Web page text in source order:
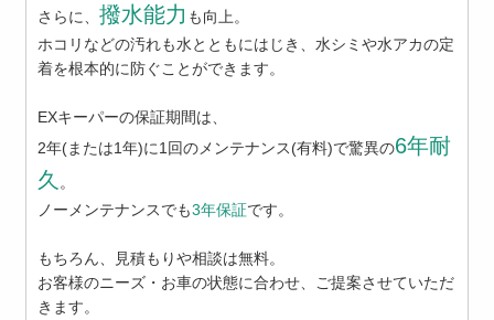
さらに、撥水能力 も向上。
ホコリなどの汚れも水とともにはじき、水シミや水アカの定
着を根本的に防ぐことができます。
EXキーパーの保証期間は、
2年(または1年)に1回のメンテナンス(有料)で驚異の6年耐
久 。
ノーメンテナンスでも3年保証です。
もちろん、見積もりや相談は無料。
お客様のニーズ・お車の状態に合わせ、ご提案させていただ
きます。